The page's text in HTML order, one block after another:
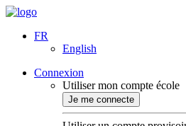
FR
English
Connexion
Utiliser mon compte école
Je me connecte